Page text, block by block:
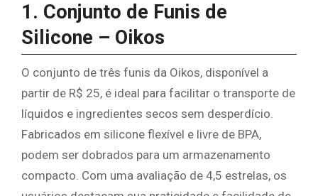
1. Conjunto de Funis de
Silicone – Oikos
O conjunto de três funis da Oikos, disponível a
partir de R$ 25, é ideal para facilitar o transporte de
líquidos e ingredientes secos sem desperdício.
Fabricados em silicone flexível e livre de BPA,
podem ser dobrados para um armazenamento
compacto. Com uma avaliação de 4,5 estrelas, os